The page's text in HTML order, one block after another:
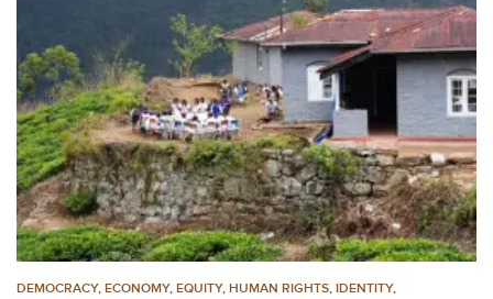
DEMOCRACY, ECONOMY, EQUITY, HUMAN RIGHTS, IDENTITY,